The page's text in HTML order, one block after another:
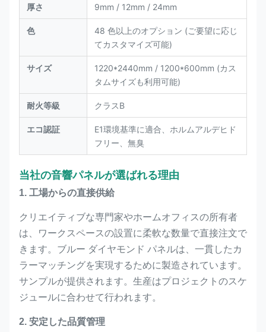
厚さ 9mm / 12mm / 24mm
色
48 色以上のオプション (ご要望に応じ
てカスタマイズ可能)
サイズ
1220*2440mm / 1200*600mm (カス
タムサイズも利用可能)
耐火等級 クラスB
エコ認証
E1環境基準に適合、ホルムアルデヒド
フリー、無臭
当社の音響パネルが選ばれる理由
1. 工場からの直接供給
クリエイティブな専門家やホームオフィスの所有者
は、ワークスペースの設置に柔軟な数量で直接注文で
きます。ブルー ダイヤモンド パネルは、一貫したカ
ラーマッチングを実現するために製造されています。
サンプルが提供されます。生産はプロジェクトのスケ
ジュールに合わせて行われます。
2. 安定した品質管理